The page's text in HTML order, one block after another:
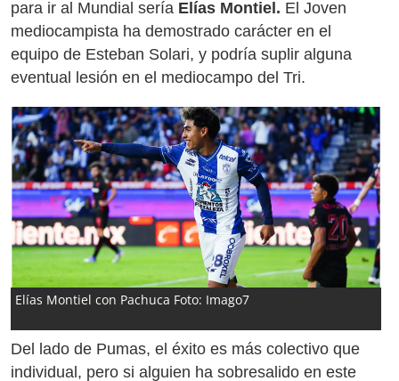
para ir al Mundial sería Elías Montiel. El Joven
mediocampista ha demostrado carácter en el
equipo de Esteban Solari, y podría suplir alguna
eventual lesión en el mediocampo del Tri.
Elías Montiel con Pachuca Foto: Imago7
Del lado de Pumas, el éxito es más colectivo que
individual, pero si alguien ha sobresalido en este